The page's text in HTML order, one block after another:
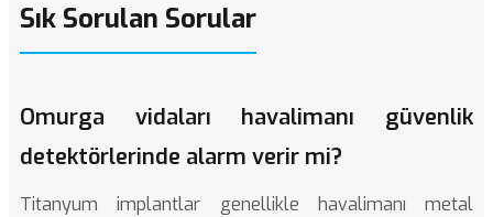
Sık Sorulan Sorular
Omurga vidaları havalimanı güvenlik
detektörlerinde alarm verir mi?
Titanyum implantlar genellikle havalimanı metal